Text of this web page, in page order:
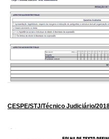
CESPE/STJ/Técnico Judiciário/